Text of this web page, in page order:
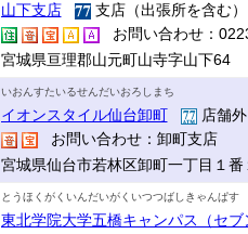
山下支店
支店（出張所を含む
お問い合わせ：
宮城県亘理郡山元町山寺字山下64
いおんすたいるせんだいおろしまち
イオンスタイル仙台卸町
店舗
お問い合わせ：卸町支店
宮城県仙台市若林区卸町一丁目１
とうほくがくいんだいがくいつつばしきゃんぱす
東北学院大学五橋キャンパス（セブ